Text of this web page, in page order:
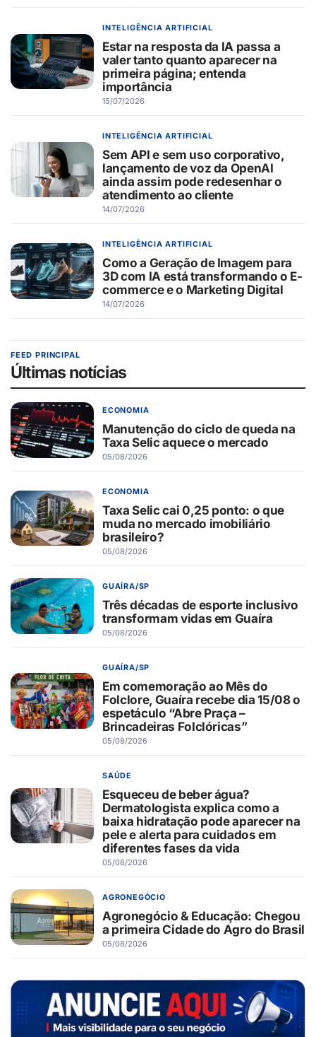
INTELIGÊNCIA ARTIFICIAL
Estar na resposta da IA passa a
valer tanto quanto aparecer na
primeira página; entenda
importância
15/07/2026
INTELIGÊNCIA ARTIFICIAL
Sem API e sem uso corporativo,
lançamento de voz da OpenAI
ainda assim pode redesenhar o
atendimento ao cliente
14/07/2026
INTELIGÊNCIA ARTIFICIAL
Como a Geração de Imagem para
3D com IA está transformando o E-
commerce e o Marketing Digital
14/07/2026
FEED PRINCIPAL
Últimas notícias
ECONOMIA
Manutenção do ciclo de queda na
Taxa Selic aquece o mercado
05/08/2026
ECONOMIA
Taxa Selic cai 0,25 ponto: o que
muda no mercado imobiliário
brasileiro?
05/08/2026
GUAÍRA/SP
Três décadas de esporte inclusivo
transformam vidas em Guaíra
05/08/2026
GUAÍRA/SP
Em comemoração ao Mês do
Folclore, Guaíra recebe dia 15/08 o
espetáculo “Abre Praça –
Brincadeiras Folclóricas”
05/08/2026
SAÚDE
Esqueceu de beber água?
Dermatologista explica como a
baixa hidratação pode aparecer na
pele e alerta para cuidados em
diferentes fases da vida
05/08/2026
AGRONEGÓCIO
Agronegócio & Educação: Chegou
a primeira Cidade do Agro do Brasil
05/08/2026